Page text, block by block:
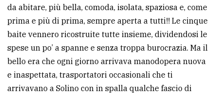
da abitare, più bella, comoda, isolata, spaziosa e, come
prima e più di prima, sempre aperta a tutti!! Le cinque
baite vennero ricostruite tutte insieme, dividendosi le
spese un po’ a spanne e senza troppa burocrazia. Ma il
bello era che ogni giorno arrivava manodopera nuova
e inaspettata, trasportatori occasionali che ti
arrivavano a Solino con in spalla qualche fascio di